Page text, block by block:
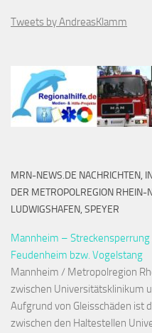
Tweets by AndreasKlamm
MRN-NEWS.DE NACHRICHTEN,
DER METROPOLREGION RHEIN-
LUDWIGSHAFEN, SPEYER
Mannheim –
Feudenheim bzw. Vogelstang
Mannheim / Metropolregion
zwischen Universitätsklinikum
Aufgrund von Gleisschäden ist
zwischen den Haltestellen